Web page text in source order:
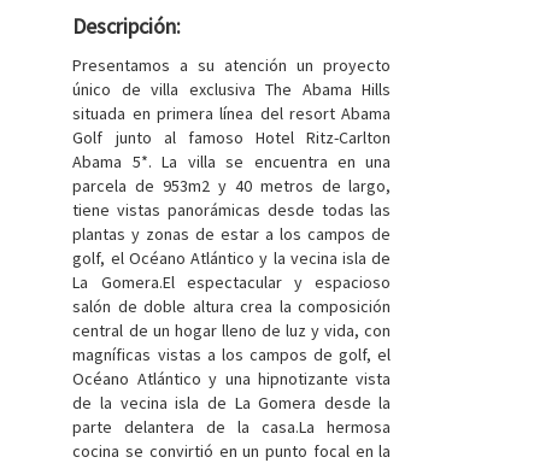
Descripción:
Presentamos a su atención un proyecto
único de villa exclusiva The Abama Hills
situada en primera línea del resort Abama
Golf junto al famoso Hotel Ritz-Carlton
Abama 5*. La villa se encuentra en una
parcela de 953m2 y 40 metros de largo,
tiene vistas panorámicas desde todas las
plantas y zonas de estar a los campos de
golf, el Océano Atlántico y la vecina isla de
La Gomera.El espectacular y espacioso
salón de doble altura crea la composición
central de un hogar lleno de luz y vida, con
magníficas vistas a los campos de golf, el
Océano Atlántico y una hipnotizante vista
de la vecina isla de La Gomera desde la
parte delantera de la casa.La hermosa
cocina se convirtió en un punto focal en la